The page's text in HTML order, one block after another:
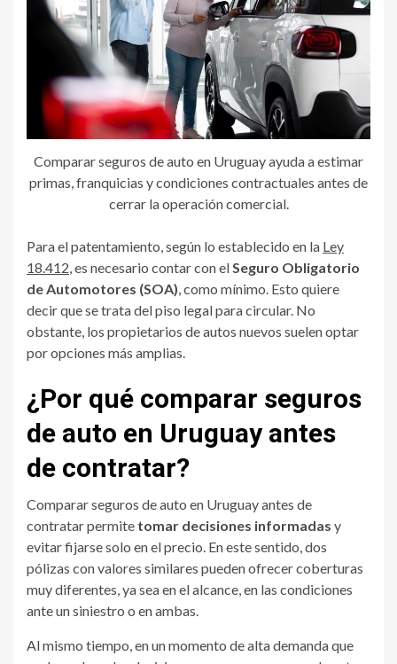
Comparar seguros de auto en Uruguay ayuda a estimar
primas, franquicias y condiciones contractuales antes de
cerrar la operación comercial.
Para el patentamiento, según lo establecido en la Ley
18.412 , es necesario contar con el Seguro Obligatorio
de Automotores (SOA) , como mínimo. Esto quiere
decir que se trata del piso legal para circular. No
obstante, los propietarios de autos nuevos suelen optar
por opciones más amplias.
¿Por qué comparar seguros
de auto en Uruguay antes
de contratar?
Comparar seguros de auto en Uruguay antes de
contratar permite tomar decisiones informadas y
evitar fijarse solo en el precio. En este sentido, dos
pólizas con valores similares pueden ofrecer coberturas
muy diferentes, ya sea en el alcance, en las condiciones
ante un siniestro o en ambas.
Al mismo tiempo, en un momento de alta demanda que